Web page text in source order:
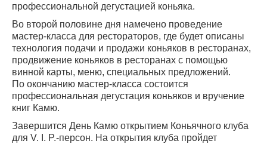
профессиональной дегустацией коньяка.
Во второй половине дня намечено проведение
мастер-класса для рестораторов, где будет описаны
технология подачи и продажи коньяков в ресторанах,
продвижение коньяков в ресторанах с помощью
винной карты, меню, специальных предложений.
По окончанию мастер-класса состоится
профессиональная дегустация коньяков и вручение
книг Камю.
Завершится День Камю открытием Коньячного клуба
для V. I. P.-персон. На открытия клуба пройдет